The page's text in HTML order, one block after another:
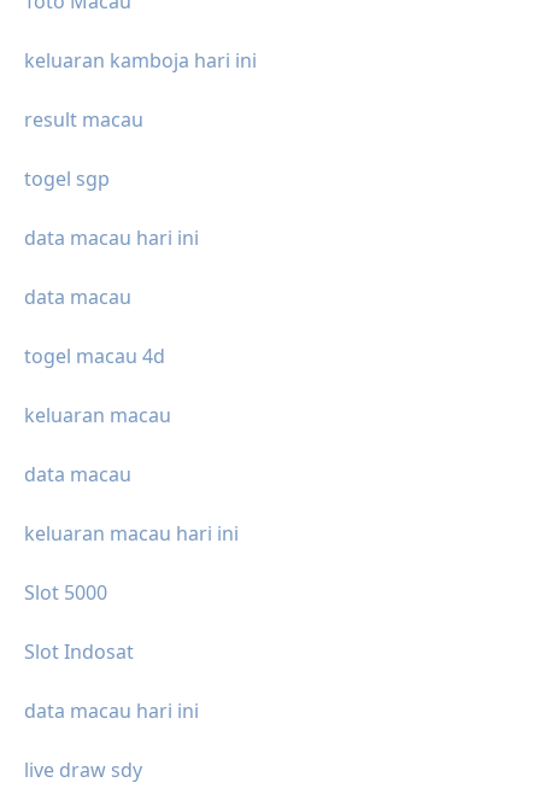
keluaran kamboja hari ini
result macau
togel sgp
data macau hari ini
data macau
togel macau 4d
keluaran macau
data macau
keluaran macau hari ini
Slot 5000
Slot Indosat
data macau hari ini
live draw sdy